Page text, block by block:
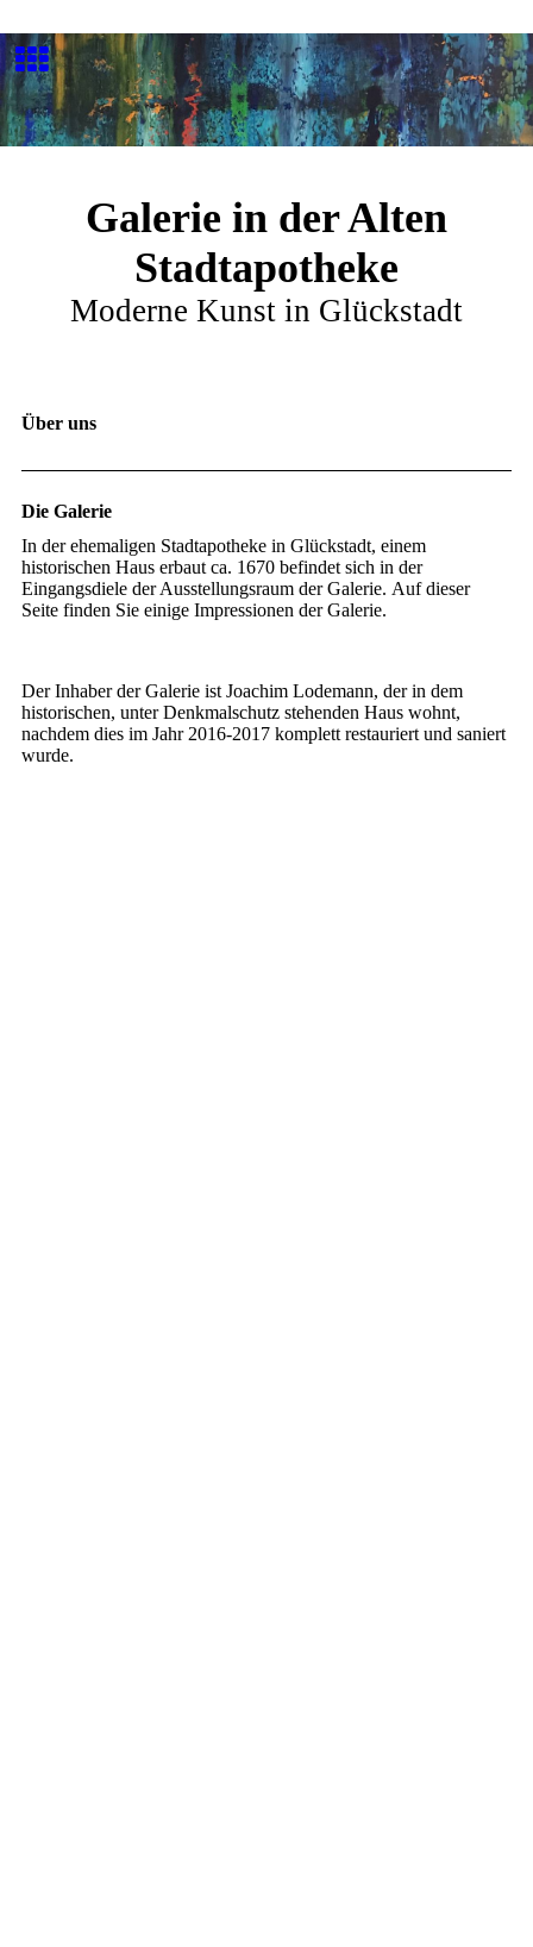
Galerie in der Alten
Stadtapotheke
Moderne Kunst in Glückstadt
Über uns
Die Galerie
In der ehemaligen Stadtapotheke in Glückstadt, einem
historischen Haus erbaut ca. 1670 befindet sich in der
Eingangsdiele der Ausstellungsraum der Galerie. Auf dieser
Seite finden Sie einige Impressionen der Galerie.
Der Inhaber der Galerie ist Joachim Lodemann, der in dem
historischen, unter Denkmalschutz stehenden Haus wohnt,
nachdem dies im Jahr 2016-2017 komplett restauriert und saniert
wurde.